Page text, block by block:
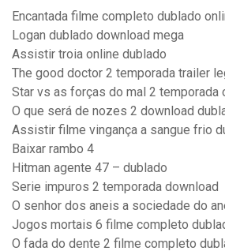
Encantada filme completo dublado
Logan dublado download mega
Assistir troia online dublado
The good doctor 2 temporada trailer
Star vs as forças do mal 2 temporada
O que será de nozes 2 download
Assistir filme vingança a sangue frio
Baixar rambo 4
Hitman agente 47 – dublado
Serie impuros 2 temporada download
O senhor dos aneis a sociedade do
Jogos mortais 6 filme completo
O fada do dente 2 filme completo